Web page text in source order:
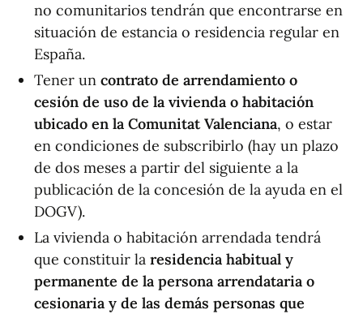
no comunitarios tendrán que encontrarse en
situación de estancia o residencia regular en
España.
Tener un contrato de arrendamiento o
cesión de uso de la vivienda o habitación
ubicado en la Comunitat Valenciana, o estar
en condiciones de subscribirlo (hay un plazo
de dos meses a partir del siguiente a la
publicación de la concesión de la ayuda en el
DOGV).
La vivienda o habitación arrendada tendrá
que constituir la residencia habitual y
permanente de la persona arrendataria o
cesionaria y de las demás personas que